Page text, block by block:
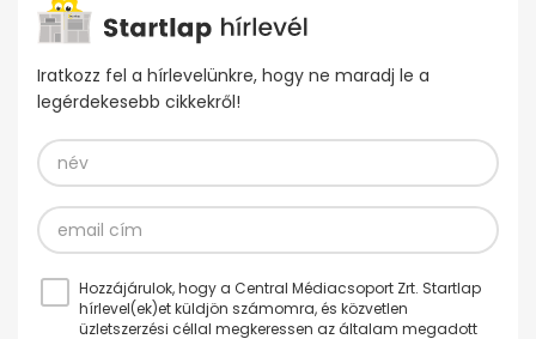
Iratkozz fel a hírlevelünkre, hogy ne maradj le a
legérdekesebb cikkekről!
Hozzájárulok, hogy a Central Médiacsoport Zrt. Startlap
hírlevel(ek)et küldjön számomra, és közvetlen
üzletszerzési céllal megkeressen az általam megadott